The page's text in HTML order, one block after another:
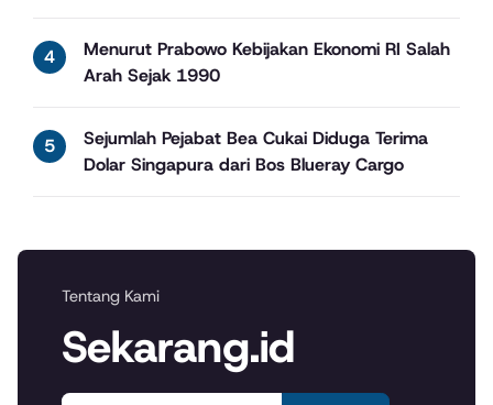
Menurut Prabowo Kebijakan Ekonomi RI Salah
Arah Sejak 1990
Sejumlah Pejabat Bea Cukai Diduga Terima
Dolar Singapura dari Bos Blueray Cargo
Tentang Kami
Sekarang.id